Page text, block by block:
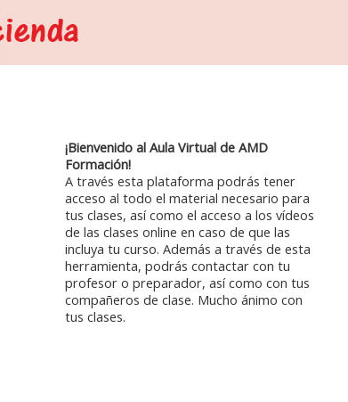
¡Bienvenido al Aula Virtual de AMD
Formación!
A través esta plataforma podrás tener
acceso al todo el material necesario para
tus clases, así como el acceso a los vídeos
de las clases online en caso de que las
incluya tu curso. Además a través de esta
herramienta, podrás contactar con tu
profesor o preparador, así como con tus
compañeros de clase. Mucho ánimo con
tus clases.